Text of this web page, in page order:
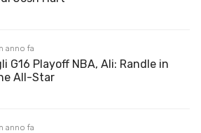
anno fa
G16 Playoff NBA, Ali: Randle in
All-Star
anno fa